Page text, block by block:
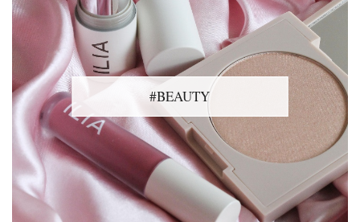
#BEAUTY